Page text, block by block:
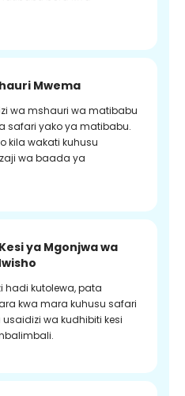
Mwema
wa mshauri wa matibabu
safari yako ya matibabu.
kila wakati kuhusu
wa baada ya
ya Mgonjwa wa
hadi kutolewa, pata
kwa mara kuhusu safari
wa kudhibiti kesi